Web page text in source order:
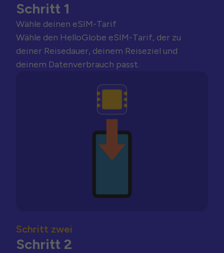
Schritt 1
Wähle deinen eSIM-Tarif
Wähle den HelloGlobe eSIM-Tarif, der zu
deiner Reisedauer, deinem Reiseziel und
deinem Datenverbrauch passt.
Schritt zwei
Schritt 2